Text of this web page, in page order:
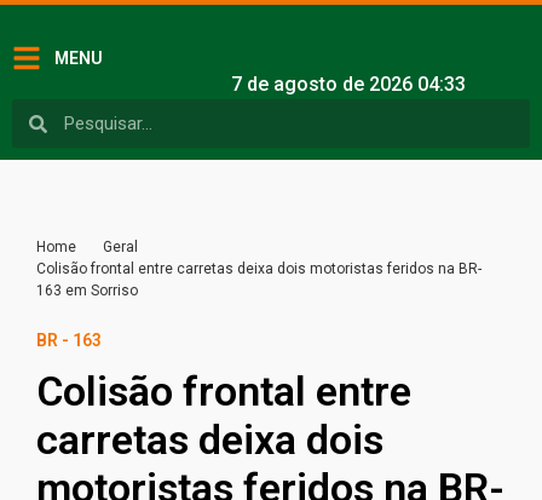
MENU
7 de agosto de 2026 04:33
Home
Geral
Colisão frontal entre carretas deixa dois motoristas feridos na BR-
163 em Sorriso
BR - 163
Colisão frontal entre
carretas deixa dois
motoristas feridos na BR-